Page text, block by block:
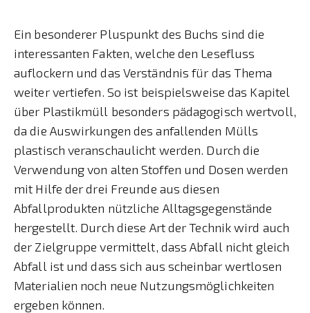
Ein besonderer Pluspunkt des Buchs sind die
interessanten Fakten, welche den Lesefluss
auflockern und das Verständnis für das Thema
weiter vertiefen. So ist beispielsweise das Kapitel
über Plastikmüll besonders pädagogisch wertvoll,
da die Auswirkungen des anfallenden Mülls
plastisch veranschaulicht werden. Durch die
Verwendung von alten Stoffen und Dosen werden
mit Hilfe der drei Freunde aus diesen
Abfallprodukten nützliche Alltagsgegenstände
hergestellt. Durch diese Art der Technik wird auch
der Zielgruppe vermittelt, dass Abfall nicht gleich
Abfall ist und dass sich aus scheinbar wertlosen
Materialien noch neue Nutzungsmöglichkeiten
ergeben können.